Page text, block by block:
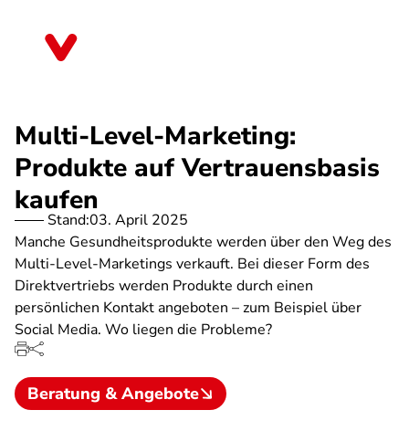
Multi-Level-Marketing:
Produkte auf Vertrauensbasis
kaufen
Stand:03. April 2025
Manche Gesundheitsprodukte werden über den Weg des
Multi-Level-Marketings verkauft. Bei dieser Form des
Direktvertriebs werden Produkte durch einen
persönlichen Kontakt angeboten – zum Beispiel über
Social Media. Wo liegen die Probleme?
Beratung & Angebote